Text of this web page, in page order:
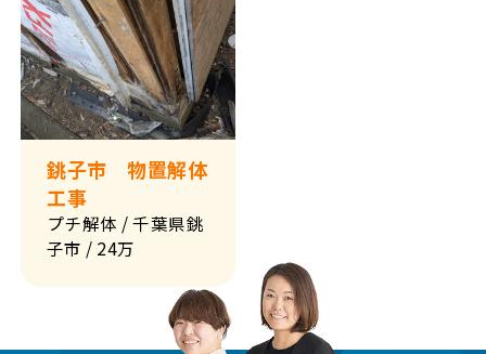
銚子市 物置解体
工事
プチ解体 / 千葉県銚
子市 / 24万